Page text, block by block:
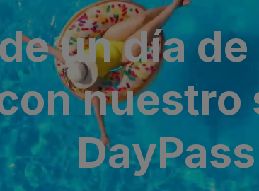
Carmen
& Spa
Bull
un día
nuestro
DayPass